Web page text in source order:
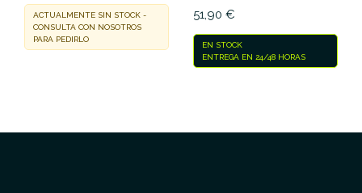
ACTUALMENTE SIN STOCK -
CONSULTA CON NOSOTROS
PARA PEDIRLO
51,90 €
EN STOCK
ENTREGA EN 24/48 HORAS